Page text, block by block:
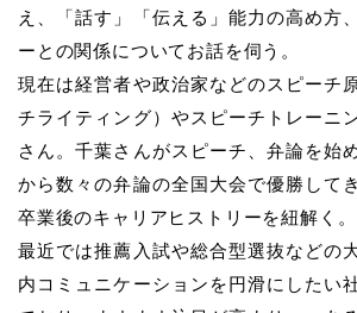
え、「話す」「伝える」能力の高め方
ーとの関係についてお話を伺う。
現在は経営者や政治家などのスピーチ
チライティング）やスピーチトレーニ
さん。千葉さんがスピーチ、弁論を始
から数々の弁論の全国大会で優勝して
卒業後のキャリアヒストリーを紐解く。
最近では推薦入試や総合型選抜などの
内コミュニケーションを円滑にしたい